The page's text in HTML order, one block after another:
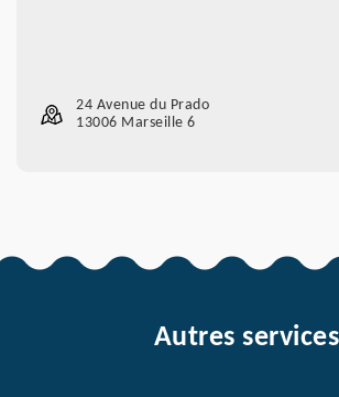
24 Avenue du Prado
13006 Marseille 6
Autres services